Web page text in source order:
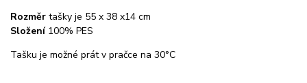
Rozměr tašky je 55 x 38 x14 cm
Složení 100% PES
Tašku je možné prát v pračce na 30°C